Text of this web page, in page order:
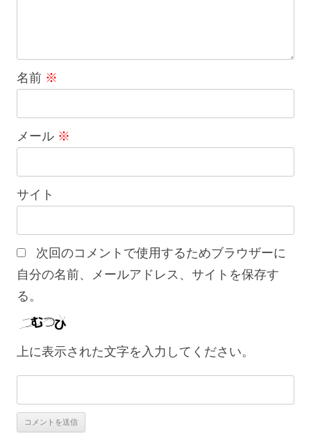
名前 ※
メール ※
サイト
次回のコメントで使用するためブラウザーに
自分の名前、メールアドレス、サイトを保存す
る。
上に表示された文字を入力してください。